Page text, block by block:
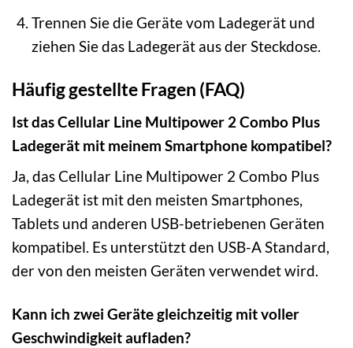
Trennen Sie die Geräte vom Ladegerät und
ziehen Sie das Ladegerät aus der Steckdose.
Häufig gestellte Fragen (FAQ)
Ist das Cellular Line Multipower 2 Combo Plus
Ladegerät mit meinem Smartphone kompatibel?
Ja, das Cellular Line Multipower 2 Combo Plus
Ladegerät ist mit den meisten Smartphones,
Tablets und anderen USB-betriebenen Geräten
kompatibel. Es unterstützt den USB-A Standard,
der von den meisten Geräten verwendet wird.
Kann ich zwei Geräte gleichzeitig mit voller
Geschwindigkeit aufladen?